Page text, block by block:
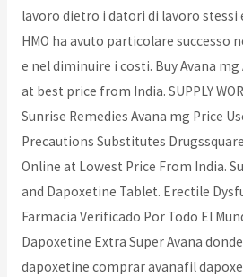
lavoro dietro i datori di lavoro stessi
HMO ha avuto particolare successo
e nel diminuire i costi. Buy Avana
at best price from India. SUPPLY
Sunrise Remedies Avana mg Price
Precautions Substitutes
Online at Lowest Price From India.
and Dapoxetine Tablet. Erectile
Farmacia Verificado Por Todo El
Dapoxetine Extra Super Avana
dapoxetine comprar avanafil